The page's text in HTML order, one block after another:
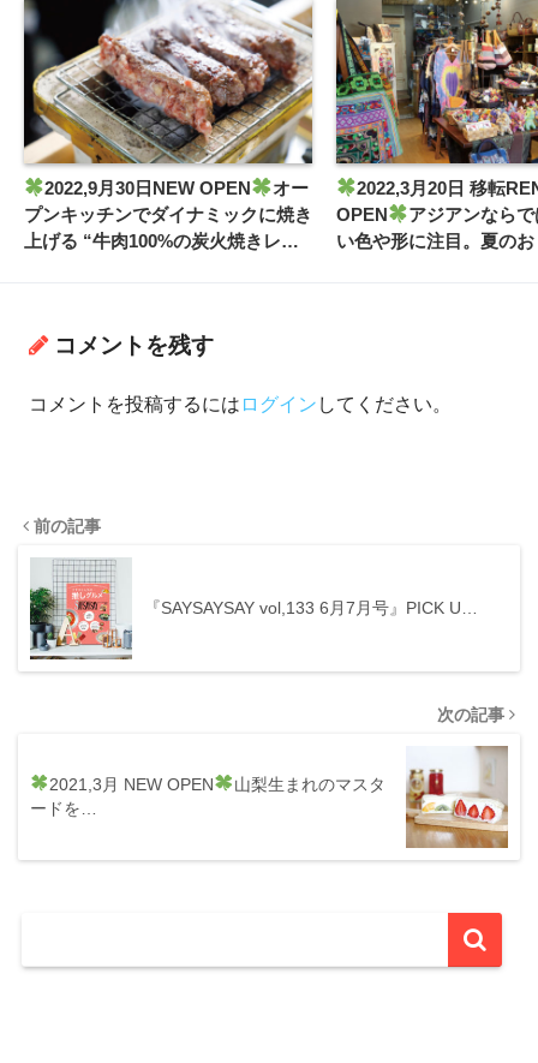
2022,9月30日NEW OPEN
オー
プンキッチンでダイナミックに焼き
上げる “牛肉100%の炭火焼きレア
2022,3月20日 移転
OPEN
アジアンなら
い色や形に注目。夏の
コメントを残す
コメントを投稿するには ログイン してください。
前の記事
『SAYSAYSAY vol,133 6月7月号』PICK U…
次の記事
2021,3月 NEW OPEN
山梨生まれのマスタ
ードを…